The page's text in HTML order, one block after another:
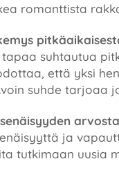
romanttista
suhtautua
että yksi
suhde tarjoaa
ja
tutkimaan uusia